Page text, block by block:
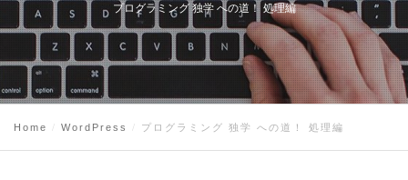
プログラミング 独学 への道！ 処理編
Home WordPress プログラミング 独学 への道！ 処理編